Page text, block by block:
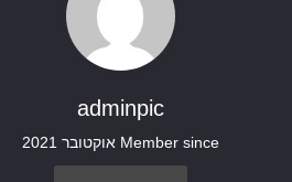
adminpic
Member since אוקטובר 2021